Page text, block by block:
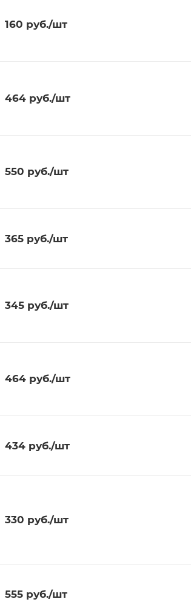
160 руб./шт
464руб./шт
550 руб./шт
365руб./шт
345руб./шт
464руб./шт
434руб./шт
330 руб./шт
555руб./шт